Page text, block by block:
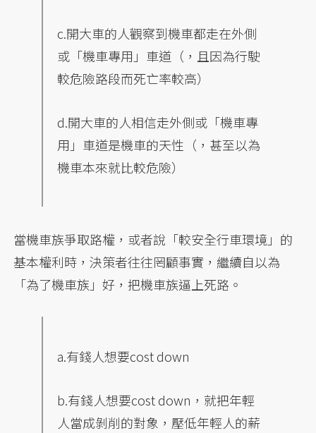
c.開大車的人觀察到機車都走在外側
或「機車專用」車道（，且因為行駛
較危險路段而死亡率較高）
d.開大車的人相信走外側或「機車專
用」車道是機車的天性（，甚至以為
機車本來就比較危險）
當機車族爭取路權，或者說「較安全行車環境」的
基本權利時，決策者往往罔顧事實，繼續自以為
「為了機車族」好，把機車族逼上死路。
a.有錢人想要cost down
b.有錢人想要cost down，就把年輕
人當成剝削的對象，壓低年輕人的薪